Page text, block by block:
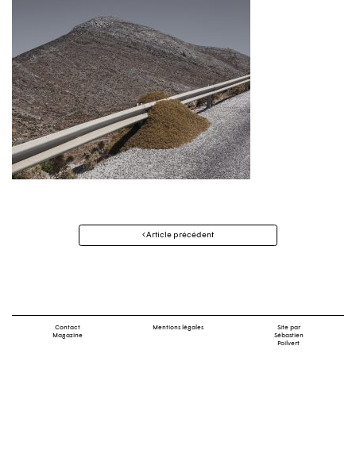
Navigation
Article précédent
Contact
Magazine
Mentions légales
Site par
Sébastien
Poilvert